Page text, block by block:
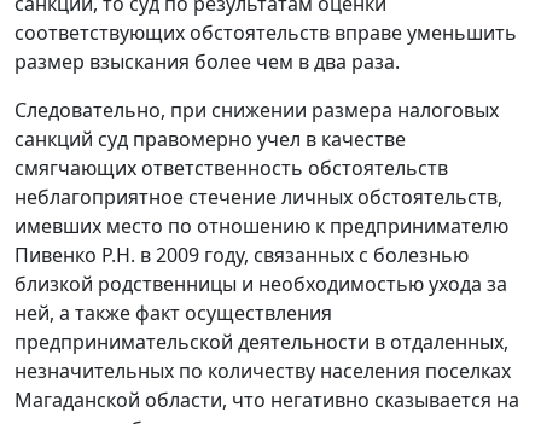
соответствующих обстоятельств вправе уменьшить
размер взыскания более чем в два раза.
Следовательно, при снижении размера налоговых
санкций суд правомерно учел в качестве
смягчающих ответственность обстоятельств
неблагоприятное стечение личных обстоятельств,
имевших место по отношению к предпринимателю
Пивенко Р.Н. в 2009 году, связанных с болезнью
близкой родственницы и необходимостью ухода за
ней, а также факт осуществления
предпринимательской деятельности в отдаленных,
незначительных по количеству населения поселках
Магаданской области, что негативно сказывается на